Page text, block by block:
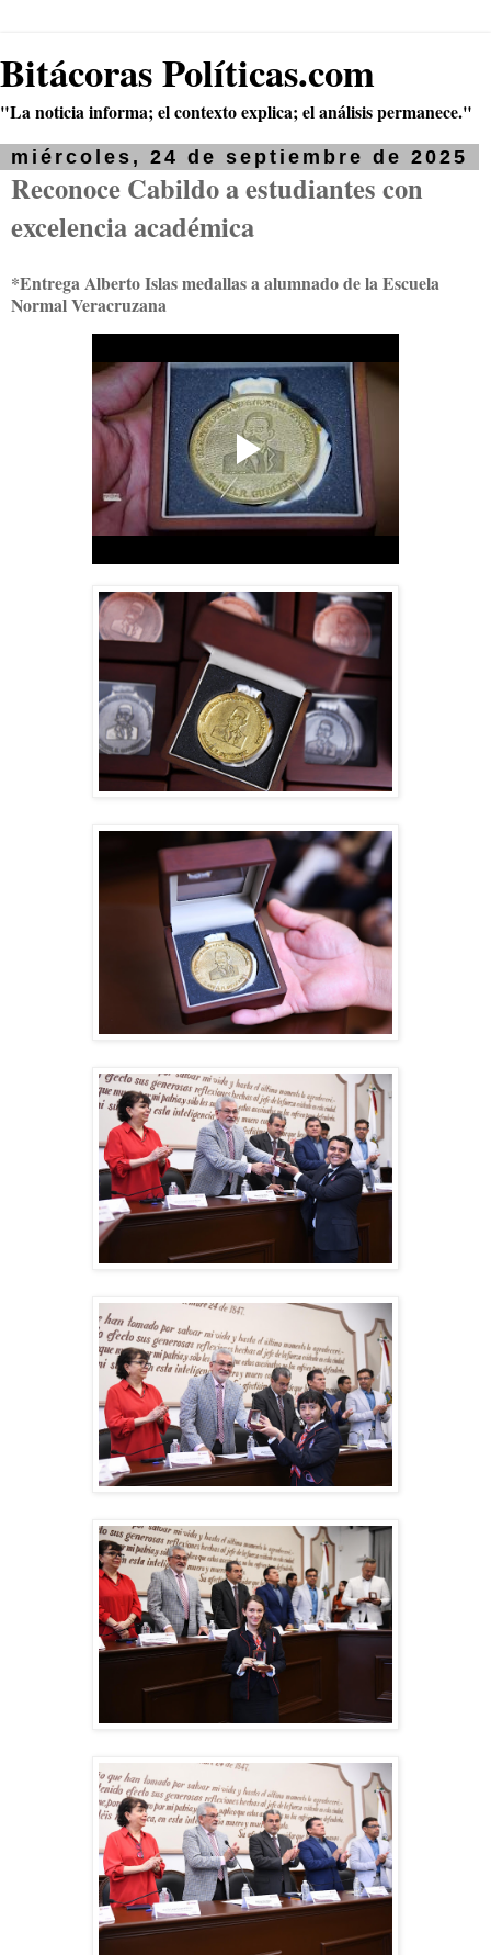
Bitácoras Políticas.com
"La noticia informa; el contexto explica; el análisis permanece."
miércoles, 24 de septiembre de 2025
Reconoce Cabildo a estudiantes con
excelencia académica
*Entrega Alberto Islas medallas a alumnado de la Escuela
Normal Veracruzana